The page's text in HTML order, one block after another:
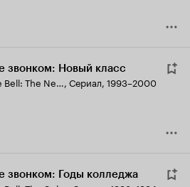
звонком: Новый класс
Saved by the Bell: The New Class, Сериал, 1993–2000
звонком: Годы колледжа